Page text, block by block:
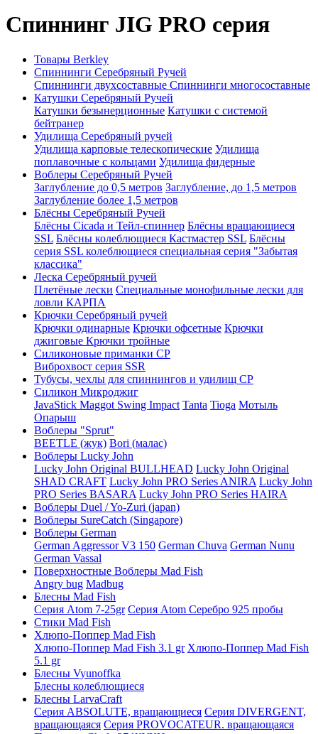
Спиннинг JIG PRO серия
Товары Berkley
Спиннинги Серебряный Ручей
Спиннинги двухсоставные Спиннинги многосоставные
Катушки Серебряный Ручей
Катушки безынерционные Катушки с системой
бейтранер
Удилища Серебряный ручей
Удилища карповые телескопические Удилища
поплавочные с кольцами Удилища фидерные
Воблеры Серебряный Ручей
Заглубление до 0,5 метров Заглубление, до 1,5 метров
Заглубление более 1,5 метров
Блёсны Серебряный Ручей
Блёсны Cicada и Тейл-спиннер Блёсны вращающиеся
SSL Блёсны колеблющиеся Кастмастер SSL Блёсны
серия SSL колеблющиеся специальная серия "Забытая
классика"
Леска Серебряный ручей
Плетёные лески Специальные монофильные лески для
ловли КАРПА
Крючки Серебряный ручей
Крючки одинарные Крючки офсетные Крючки
джиговые Крючки тройные
Силиконовые приманки СР
Виброхвост серия SSR
Тубусы, чехлы для спиннингов и удилищ СР
Силикон Микроджиг
JavaStick Maggot Swing Impact Tanta Tioga Мотыль
Опарыш
Воблеры "Sprut"
BEETLE (жук) Bori (малас)
Воблеры Lucky John
Lucky John Original BULLHEAD Lucky John Original
SHAD CRAFT Lucky John PRO Series ANIRA Lucky John
PRO Series BASARA Lucky John PRO Series HAIRA
Воблеры Duel / Yo-Zuri (japan)
Воблеры SureCatch (Singapore)
Воблеры German
German Aggressor V3 150 German Chuva German Nunu
German Vassal
Поверхностные Воблеры Mad Fish
Angry bug Madbug
Блесны Mad Fish
Серия Atom 7-25gr Серия Atom Серебро 925 пробы
Стики Mad Fish
Хлюпо-Поппер Mad Fish
Хлюпо-Поппер Mad Fish 3.1 gr Хлюпо-Поппер Mad Fish
5.1 gr
Блесны Vyunoffka
Блесны колеблющиеся
Блесны LarvaCraft
Серия ABSOLUTE, вращающиеся Серия DIVERGENT,
вращающаяся Серия PROVOCATEUR. вращающаяся